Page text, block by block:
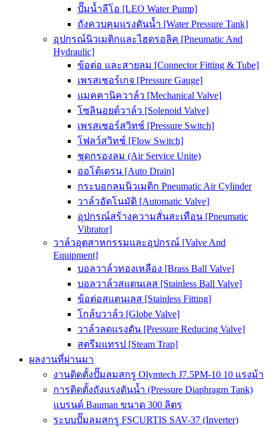
ปั๊มน้ำลีโอ [LEO Water Pump]
ถังควบคุมแรงดันน้ำ [Water Pressure Tank]
อุปกรณ์นิวเมติกและไฮดรอลิค [Pneumatic And
Hydraulic]
ข้อต่อ และสายลม [Connector Fitting & Tube]
เพรสเชอร์เกจ [Pressure Gauge]
แมคคานิควาล์ว [Mechanical Valve]
โซลินอยด์วาล์ว [Solenoid Valve]
เพรสเชอร์สวิทช์ [Pressure Switch]
โฟลว์สวิทช์ [Flow Switch]
ชุดกรองลม (Air Service Unite)
ออโต้เดรน [Auto Drain]
กระบอกลมนิวเมติก Pneumatic Air Cylinder
วาล์วอัตโนมัติ [Automatic Valve]
อุปกรณ์สร้างความสั่นสะเทือน [Pneumatic
Vibrator]
วาล์วอุตสาหกรรมและอุปกรณ์ [Valve And
Equipment]
บอลวาล์วทองเหลือง [Brass Ball Valve]
บอลวาล์วสแตนเลส [Stainless Ball Valve]
ข้อต่อสแตนเลส [Stainless Fitting]
โกล์บวาล์ว [Globe Valve]
วาล์วลดแรงดัน [Pressure Reducing Valve]
สตรีมแทรป [Steam Trap]
ผลงานที่ผ่านมา
งานติดตั้งปั๊มลมสกรู Olymtech J7.5PM-10 10 แรงม้า
การติดตั้งถังแรงดันน้ำ (Pressure Diaphragm Tank)
แบรนด์ Bauman ขนาด 300 ลิตร
ระบบปั๊มลมสกรู FSCURTIS SAV-37 (Inverter)